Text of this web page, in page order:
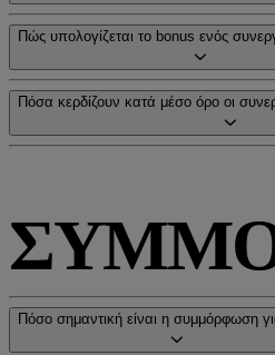
Πώς υπολογίζεται το bonus ενός
Πόσα κερδίζουν κατά μέσο όρο οι
Πόσο σημαντική είναι η συμμόρφωση